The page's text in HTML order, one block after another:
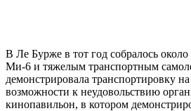
В Ле Бурже в тот год собралось
Ми-6 и тяжелым транспортным
демонстрировала транспортировку
возможности к неудовольствию
кинопавильон, в котором